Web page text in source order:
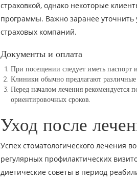
страховкой, однако некоторые
программы. Важно заранее уточнить
страховых компаний.
Документы и оплата
При посещении следует иметь
Клиники обычно предлагают
Перед началом лечения рекомендуется
ориентировочных сроков.
Уход после
Успех стоматологического лечения
регулярных профилактических
диетические советы в период